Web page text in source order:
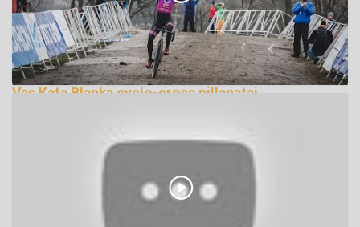
Vas Kata Blanka cyclo-cross pillanatai